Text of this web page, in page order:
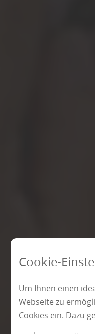
Cookie-
Um Ihnen einen
Webseite zu
Cookies ein. Dazu